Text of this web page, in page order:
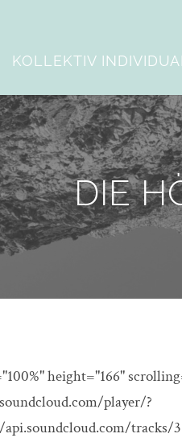
KOLLEKTIV
DIE
height="166"
player/?
tracks/